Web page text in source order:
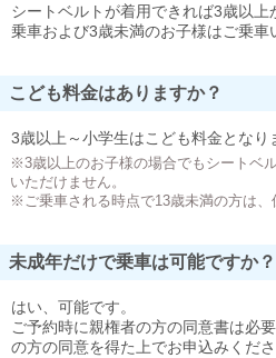
シートベルトが着用できれば3歳以
乗車および3歳未満のお子様はご乗車
こども料金はありますか？
3歳以上～小学生はこども料金となり
※3歳以上のお子様の場合でもシートベ
いただけません。
※ご乗車される時点で13歳未満の方は、
未成年だけで乗車は可能ですか？
はい、可能です。
ご予約時に親権者の方の同意書は必
の方の同意を得た上でお申込みくださ